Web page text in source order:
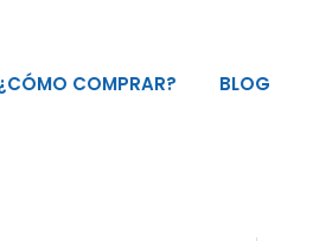
COMPRAR? BLOG